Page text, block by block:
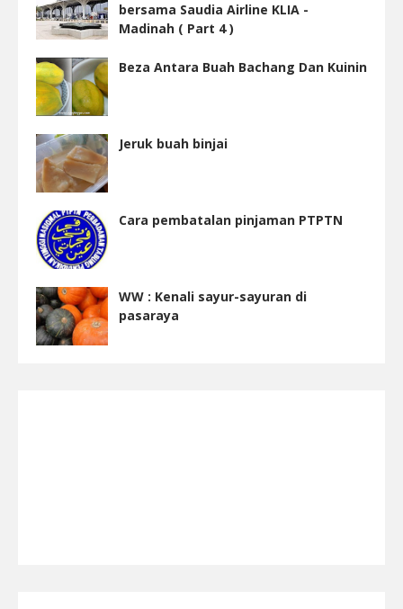
bersama Saudia Airline KLIA -
Madinah ( Part 4 )
Beza Antara Buah Bachang Dan Kuinin
Jeruk buah binjai
Cara pembatalan pinjaman PTPTN
WW : Kenali sayur-sayuran di
pasaraya